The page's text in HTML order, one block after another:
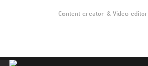
Content creator & Video editor